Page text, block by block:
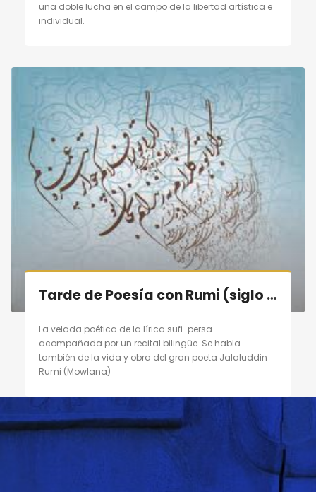
una doble lucha en el campo de la libertad artística e
individual.
Tarde de Poesía con Rumi (siglo XIII) en Madrid el 10/09/11
La velada poética de la lírica sufi-persa
acompañada por un recital bilingüe. Se habla
también de la vida y obra del gran poeta Jalaluddin
Rumi (Mowlana)